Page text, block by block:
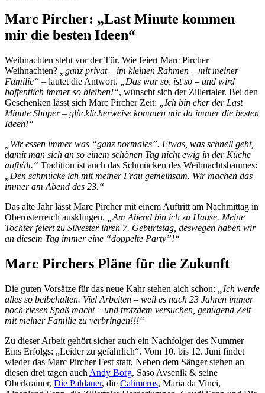
Marc Pircher: „Last Minute kommen
mir die besten Ideen“
Weihnachten steht vor der Tür. Wie feiert Marc Pircher
Weihnachten?
„ganz privat – im kleinen Rahmen – mit meiner
Familie“ – lautet die Antwort.
„Das war so, ist so – und wird
hoffentlich immer so bleiben!“, wünscht sich der Zillertaler. Bei den
Geschenken lässt sich Marc Pircher Zeit:
„Ich bin eher der Last
Minute Shoper – glücklicherweise kommen mir da immer die besten
Ideen!“
„Wir essen immer was “ganz normales”. Etwas, was schnell geht,
damit man sich an so einem schönen Tag nicht ewig in der Küche
aufhält.“ Tradition ist auch das Schmücken des Weihnachtsbaumes:
„Den schmücke ich mit meiner Frau gemeinsam. Wir machen das
immer am Abend des 23.“
Das alte Jahr lässt Marc Pircher mit einem Auftritt am Nachmittag in
Oberösterreich ausklingen.
„Am Abend bin ich zu Hause. Meine
Tochter feiert zu Silvester ihren 7. Geburtstag, deswegen haben wir
an diesem Tag immer eine “doppelte Party”!“
Marc Pirchers Pläne für die Zukunft
Die guten Vorsätze für das neue Kahr stehen aich schon:
„Ich werde
alles so beibehalten. Viel Arbeiten – weil es nach 23 Jahren immer
noch riesen Spaß macht – und trotzdem versuchen, genügend Zeit
mit meiner Familie zu verbringen!!!“
Zu dieser Arbeit gehört sicher auch ein Nachfolger des Nummer
Eins Erfolgs: „Leider zu gefährlich“. Vom 10. bis 12. Juni findet
wieder das Marc Pircher Fest statt. Neben dem Sänger stehen an
diesen drei tagen auch Andy Borg, Saso Avsenik & seine
Oberkrainer, Die Paldauer, die Calimeros, Maria da Vinci,